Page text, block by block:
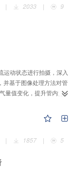
多液压缸同步的规律。
动不同缸径的液压缸
行实验，结果表明其
路同步精度的主要因
能消除当前液压回路中
双定子液压元件的应用
| 2033 | 9
运动状态进行拍摄，深入
并基于图像处理方法对管
量值变化，提升管内流
状搅拌流、混合搅拌
提升。相同气量值下，
高呈先增加后减小趋
且存在最佳气量值使
低且多集中于管壁位
流与气-液-固三相流，
| 1857 | 5